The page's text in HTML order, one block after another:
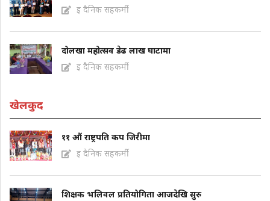
इ दैनिक सहकर्मी
दोलखा महोत्सव डेढ लाख घाटामा
इ दैनिक सहकर्मी
खेलकुद
११ औं राष्ट्रपति कप जिरीमा
इ दैनिक सहकर्मी
शिक्षक भलिवल प्रतियोगिता आजदेखि सुरु